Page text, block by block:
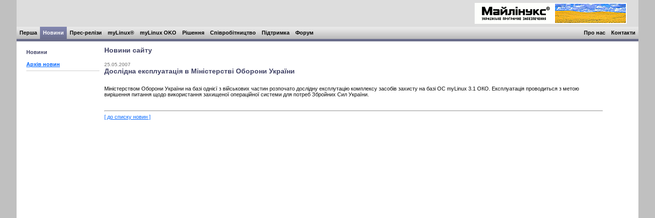
Перша Новини Прес-релізи myLinux® myLinux OKO Рішення Співробітництво Підтримка Форум Про нас Контакти
Новини
Архів новин
Новини сайту
25.05.2007
Дослідна експлуатація в Міністерстві Оборони України
Міністерством Оборони України на базі однієї з військових частин розпочато дослідну експлутацію комплексу засобів захисту на базі ОС myLinux 3.1 ОКО. Експлуатація проводиться з метою
вирішення питання щодо використання захищеної операційної системи для потреб Збройних Сил України.
[ до списку новин ]